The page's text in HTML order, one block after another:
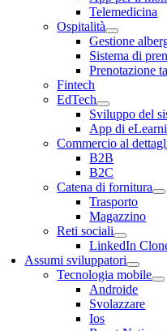
Telemedicina
Ospitalità
Gestione
Sistema di
Prenotazione
Fintech
EdTech
Sviluppo del
App di
Commercio al
B2B
B2C
Catena di fornitura
Trasporto
Magazzino
Reti sociali
LinkedIn
Assumi sviluppatori
Tecnologia mobile
Androide
Svolazzare
Ios